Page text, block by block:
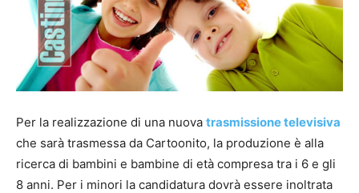
Per la realizzazione di una nuova trasmissione televisiva
che sarà trasmessa da Cartoonito, la produzione è alla
ricerca di bambini e bambine di età compresa tra i 6 e gli
8 anni. Per i minori la candidatura dovrà essere inoltrata